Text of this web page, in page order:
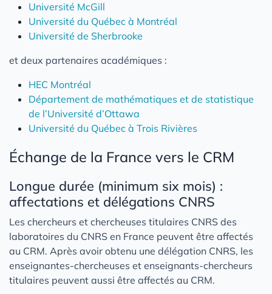
Université McGill
Université du Québec à Montréal
Université de Sherbrooke
et deux partenaires académiques :
HEC Montréal
Département de mathématiques et de statistique
de l’Université d’Ottawa
Université du Québec à Trois Rivières
Échange de la France vers le CRM
Longue durée (minimum six mois) :
affectations et délégations CNRS
Les chercheurs et chercheuses titulaires CNRS des
laboratoires du CNRS en France peuvent être affectés
au CRM. Après avoir obtenu une délégation CNRS, les
enseignantes-chercheuses et enseignants-chercheurs
titulaires peuvent aussi être affectés au CRM.